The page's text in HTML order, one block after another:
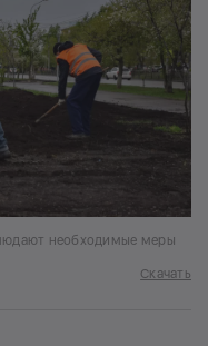
необходимые меры
Скачать